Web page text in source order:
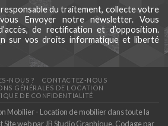
du traitement, collecte votre
Envoyer notre newsletter. Vous
de rectification et d’opposition.
sur vos droits informatique et liberté
NOUS ?
CONTACTEZ-NOUS
GÉNÉRALES DE LOCATION
DE CONFIDENTIALITÉ
Mobilier - Location de mobilier dans toute la
Site web par JB Studio Graphique. Codage par